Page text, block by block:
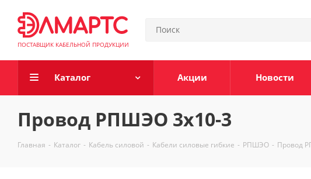
ПОСТАВЩИК КАБЕЛЬНОЙ ПРОДУКЦИИ
Каталог Акции Новости
Провод РПШЭО 3х10-3
Главная - Каталог - Кабель силовой - Кабели силовые гибкие - РПШЭО - Провод